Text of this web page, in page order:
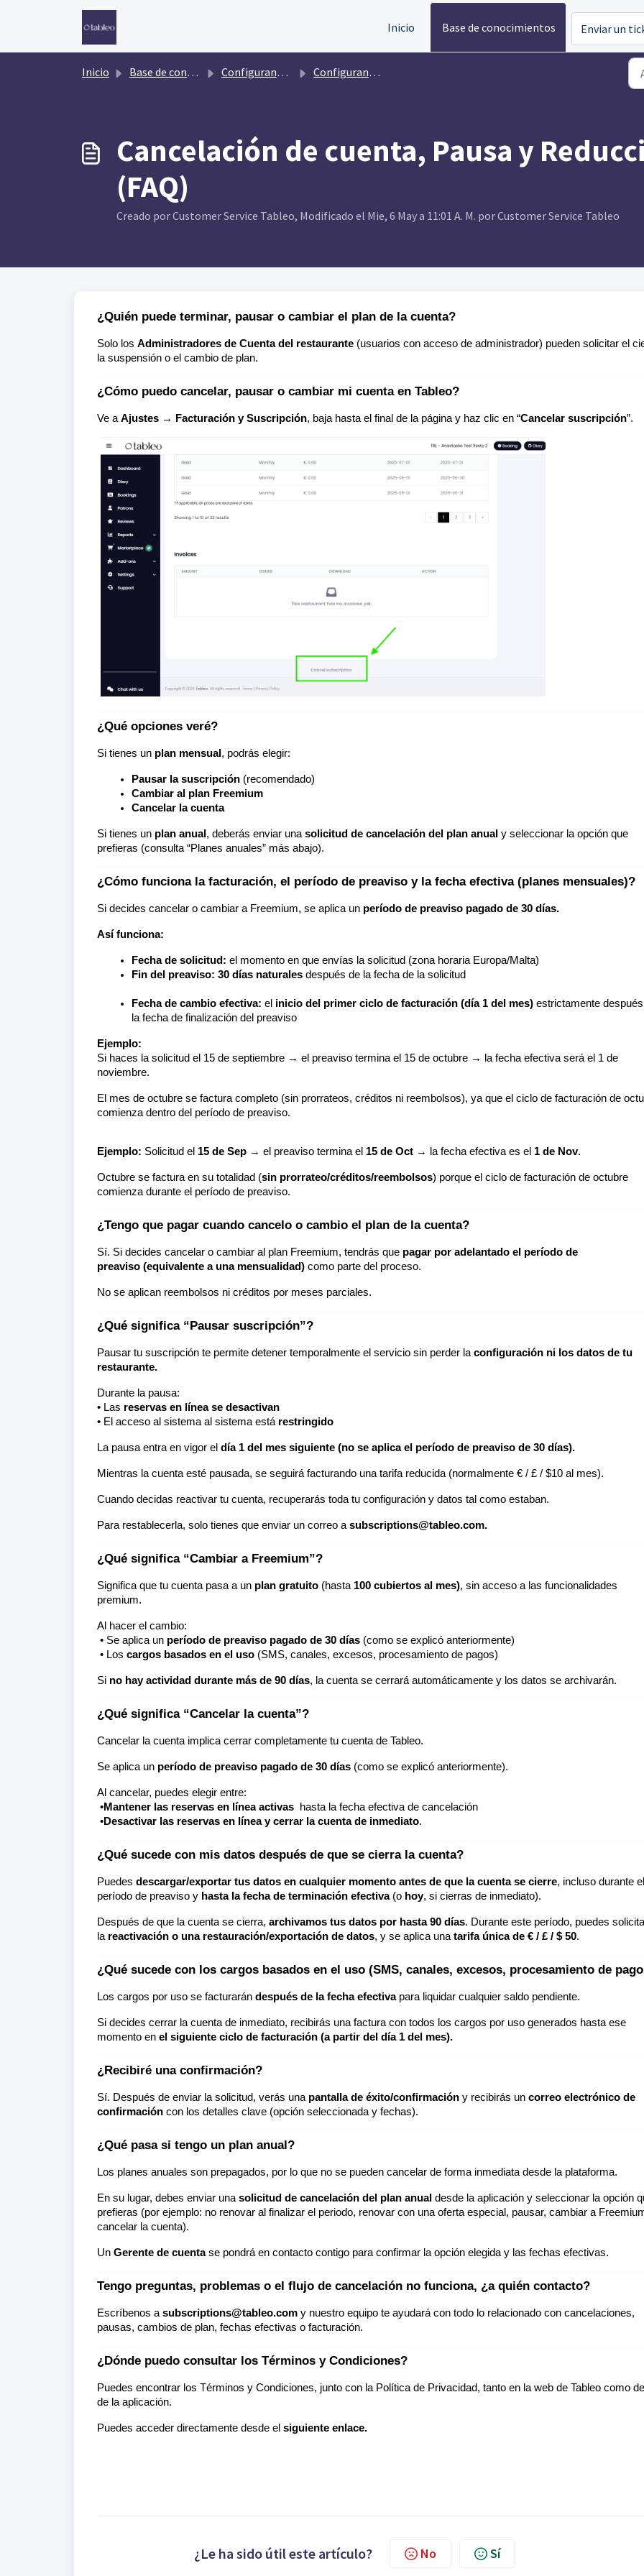
Saltar al contenido principal
Inicio
Base de conocimientos Enviar un
Inicio Base de conocimientos Configurando Tableo Configurando Tableo
Cancelación de cuenta, Pausa y
(FAQ)
Creado por Customer Service Tableo, Modificado el Mie, 6 May a 11:01 A. M. por Customer Service Tableo
¿Quién puede terminar, pausar o cambiar el plan de la cuenta?
Solo los Administradores de Cuenta del restaurante (usuarios con acceso de administrador) pueden solicitar el
la suspensión o el cambio de plan.
¿Cómo puedo cancelar, pausar o cambiar mi cuenta en Tableo?
Ve a Ajustes → Facturación y Suscripción, baja hasta el final de la página y haz clic en “Cancelar suscripción”.
¿Qué opciones veré?
Si tienes un plan mensual , podrás elegir:
Pausar la suscripción (recomendado)
Cambiar al plan Freemium
Cancelar la cuenta
Si tienes un plan anual , deberás enviar una solicitud de cancelación del plan anual y seleccionar la opción que
prefieras (consulta “Planes anuales” más abajo).
¿Cómo funciona la facturación, el período de preaviso y la fecha efectiva (planes mensuales)?
Si decides cancelar o cambiar a Freemium, se aplica un período de preaviso pagado de 30 días.
Así funciona:
Fecha de solicitud: el momento en que envías la solicitud (zona horaria Europa/Malta)
Fin del preaviso: 30 días naturales después de la fecha de la solicitud
Fecha de cambio efectiva: el inicio del primer ciclo de facturación (día 1 del mes) estrictamente
la fecha de finalización del preaviso
Ejemplo:
Si haces la solicitud el 15 de septiembre → el preaviso termina el 15 de octubre → la fecha efectiva será el 1 de
noviembre.
El mes de octubre se factura completo (sin prorrateos, créditos ni reembolsos), ya que el ciclo de facturación de
comienza dentro del período de preaviso.
Ejemplo: Solicitud el 15 de Sep → el preaviso termina el 15 de Oct → la fecha efectiva es el 1 de Nov.
Octubre se factura en su totalidad (sin prorrateo/créditos/reembolsos) porque el ciclo de facturación de octubre
comienza durante el período de preaviso.
¿Tengo que pagar cuando cancelo o cambio el plan de la cuenta?
Sí. Si decides cancelar o cambiar al plan Freemium, tendrás que pagar por adelantado el período de
preaviso (equivalente a una mensualidad) como parte del proceso.
No se aplican reembolsos ni créditos por meses parciales.
¿Qué significa “Pausar suscripción”?
Pausar tu suscripción te permite detener temporalmente el servicio sin perder la configuración ni los datos de tu
restaurante.
Durante la pausa:
• Las reservas en línea se desactivan
• El acceso al sistema al sistema está restringido
La pausa entra en vigor el día 1 del mes siguiente (no se aplica el período de preaviso de 30 días).
Mientras la cuenta esté pausada, se seguirá facturando una tarifa reducida (normalmente € / £ / $10 al mes).
Cuando decidas reactivar tu cuenta, recuperarás toda tu configuración y datos tal como estaban.
Para restablecerla, solo tienes que enviar un correo a subscriptions@tableo.com.
¿Qué significa “Cambiar a Freemium”?
Significa que tu cuenta pasa a un plan gratuito (hasta 100 cubiertos al mes), sin acceso a las funcionalidades
premium.
Al hacer el cambio:
• Se aplica un período de preaviso pagado de 30 días (como se explicó anteriormente)
• Los cargos basados en el uso (SMS, canales, excesos, procesamiento de pagos)
Si no hay actividad durante más de 90 días, la cuenta se cerrará automáticamente y los datos se archivarán.
¿Qué significa “Cancelar la cuenta”?
Cancelar la cuenta implica cerrar completamente tu cuenta de Tableo.
Se aplica un período de preaviso pagado de 30 días (como se explicó anteriormente).
Al cancelar, puedes elegir entre:
•Mantener las reservas en línea activas
hasta la fecha efectiva de cancelación
•Desactivar las reservas en línea y cerrar la cuenta de inmediato.
¿Qué sucede con mis datos después de que se cierra la cuenta?
Puedes descargar/exportar tus datos en cualquier momento antes de que la cuenta se cierre, incluso durante el
período de preaviso y hasta la fecha de terminación efectiva(o hoy, si cierras de inmediato).
Después de que la cuenta se cierra, archivamos tus datos por hasta 90 días. Durante este período, puedes
la reactivación o una restauración/exportación de datos, y se aplica una tarifa única de € / £ / $ 50.
¿Qué sucede con los cargos basados en el uso (SMS, canales, excesos, procesamiento de
Los cargos por uso se facturarán después de la fecha efectivapara liquidar cualquier saldo pendiente.
Si decides cerrar la cuenta de inmediato, recibirás una factura con todos los cargos por uso generados hasta ese
momento en el siguiente ciclo de facturación (a partir del día 1 del mes).
¿Recibiré una confirmación?
Sí. Después de enviar la solicitud, verás una pantalla de éxito/confirmación y recibirás un correo electrónico de
confirmación con los detalles clave (opción seleccionada y fechas).
¿Qué pasa si tengo un plan anual?
Los planes anuales son prepagados, por lo que no se pueden cancelar de forma inmediata desde la plataforma.
En su lugar, debes enviar una solicitud de cancelación del plan anual desde la aplicación y seleccionar la opción
prefieras (por ejemplo: no renovar al finalizar el periodo, renovar con una oferta especial, pausar, cambiar a
cancelar la cuenta).
Un Gerente de cuentase pondrá en contacto contigo para confirmar la opción elegida y las fechas efectivas.
Tengo preguntas, problemas o el flujo de cancelación no funciona, ¿a quién contacto?
Escríbenos a subscriptions@tableo.com y nuestro equipo te ayudará con todo lo relacionado con cancelaciones,
pausas, cambios de plan, fechas efectivas o facturación.
¿Dónde puedo consultar los Términos y Condiciones?
Puedes encontrar los Términos y Condiciones, junto con la Política de Privacidad, tanto en la web de Tableo como
de la aplicación.
Puedes acceder directamente desde el siguiente enlace.
¿Le ha sido útil este artículo? No Sí